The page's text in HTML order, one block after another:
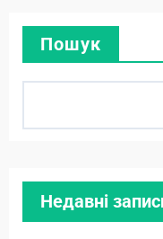
Пошук
Недавні